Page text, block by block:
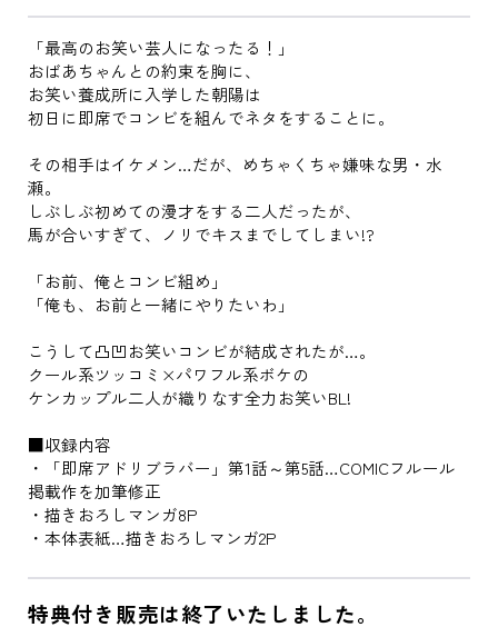
「最高のお笑い芸人になったる！」
おばあちゃんとの約束を胸に、
お笑い養成所に入学した朝陽は
初日に即席でコンビを組んでネタをすることに。
その相手はイケメン…だが、めちゃくちゃ嫌味な男・水
瀬。
しぶしぶ初めての漫才をする二人だったが、
馬が合いすぎて、ノリでキスまでしてしまい!?
「お前、俺とコンビ組め」
「俺も、お前と一緒にやりたいわ」
こうして凸凹お笑いコンビが結成されたが…。
クール系ツッコミ×パワフル系ボケの
ケンカップル二人が織りなす全力お笑いBL!
■収録内容
・「即席アドリブラバー」第1話～第5話…COMICフルール
掲載作を加筆修正
・描きおろしマンガ8P
・本体表紙…描きおろしマンガ2P
特典付き販売は終了いたしました。